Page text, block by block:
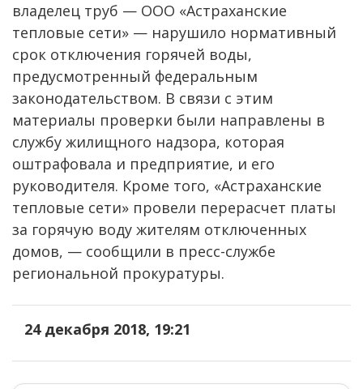
владелец труб — ООО «Астраханские
тепловые сети» — нарушило нормативный
срок отключения горячей воды,
предусмотренный федеральным
законодательством. В связи с этим
материалы проверки были направлены в
службу жилищного надзора, которая
оштрафовала и предприятие, и его
руководителя. Кроме того, «Астраханские
тепловые сети» провели перерасчет платы
за горячую воду жителям отключенных
домов, — сообщили в пресс-службе
региональной прокуратуры.
24 декабря 2018, 19:21